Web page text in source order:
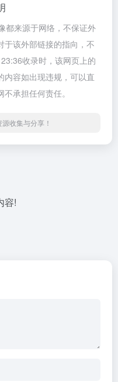
都来源于网络，不保证外
于该外部链接的指向，不
收录时，该网页上的
内容如出现违规，可以直
承担任何责任。
收集与分享！
容!